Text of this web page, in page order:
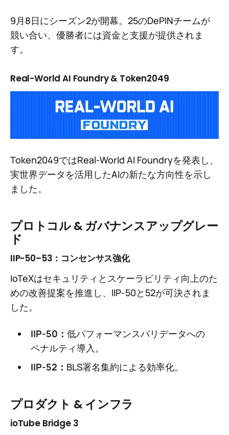
9月8日にシーズン2が開幕。25のDePINチームが
競い合い、優勝者には資金と支援が提供されま
す。
Real-World AI Foundry & Token2049
Token2049ではReal-World AI Foundryを発表し、
実世界データを活用したAIの新たな方向性を示し
ました。
プロトコル & ガバナンスアップグレー
ド
IIP-50–53：コンセンサス強化
IoTeXはセキュリティとスケーラビリティ向上のた
めの改善提案を推進し、IIP-50と52が可決されま
した。
IIP-50： 低パフォーマンスバリデータへの
ペナルティ導入。
IIP-52： BLS署名集約による効率化。
プロダクト & インフラ
ioTube Bridge 3